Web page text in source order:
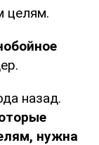
целям.
назад.
нужна